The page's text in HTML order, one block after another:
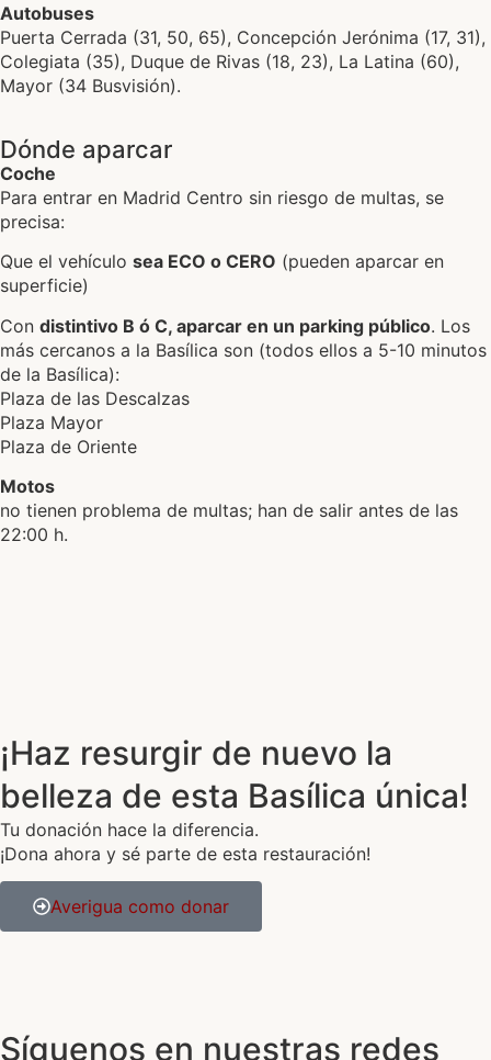
Autobuses
Puerta Cerrada (31, 50, 65), Concepción Jerónima (17, 31),
Colegiata (35), Duque de Rivas (18, 23), La Latina (60),
Mayor (34 Busvisión).
Dónde aparcar
Coche
Para entrar en Madrid Centro sin riesgo de multas, se
precisa:
Que el vehículo sea ECO o CERO (pueden aparcar en
superficie)
Con distintivo B ó C, aparcar en un parking público. Los
más cercanos a la Basílica son (todos ellos a 5-10 minutos
de la Basílica):
Plaza de las Descalzas
Plaza Mayor
Plaza de Oriente
Motos
no tienen problema de multas; han de salir antes de las
22:00 h.
¡Haz resurgir de nuevo la
belleza de esta Basílica única!
Tu donación hace la diferencia.
¡Dona ahora y sé parte de esta restauración!
Averigua como donar
Síguenos en nuestras redes